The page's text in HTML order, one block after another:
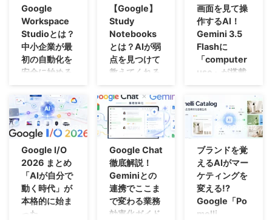
態調査2026」
調査データか
ら、3つのメー
ルに関する内容
を確認しまし
た。 まだお読み
って、この記事
を読んでみてく
ださい。 結論
としては、AIに
「文章を書かせ
る」だけでは、
時間は減らない
ということでし
た。 なぜな
ら、メール作成
か。」 即答で
きた方は、おそ
らくほとんどい
ないはずです。
メールは「業務
の合間にやるこ
の」として数え
られていないか
らです。 会議
の時間は手帳に
書きますが、メ
ール処理の時間
を予定表に入れ
ている人はまず
いません。 で
は、実際はどれ
なっていません
か。 画面を一
枚ずつ撮影し、
赤枠を付け、手
順を書き、操作
が変わるたびに
は、想像以上に
時間がかかりま
す。 一方で、
マニュアルがな
い職場では、
「その人しか分
からない」「休
むと業務が止ま
る」「新人教育
のたびに同じ説
Google
Workspace
Studioとは？
中小企業が最
初の自動化を
安全に始める
Google
Workspace
Studioは、
Gmailやスプレ
ッドシートなど
で発生する繰り
返し作業を、専
門的なコードを
書かずに自動化
するためのサー
【Google】
Study
Notebooks
とは？AIが弱
点を見つけて
教えてくれる
「勉強しなきゃ
いけないのは分
かっている。で
も、何から手を
つければいいの
か分からない」
これは学生だ
けの悩みではあ
りません。 資
格試験、リスキ
画面を見て操
作するAI！
Gemini 3.5
Flashに
「computer
use」が搭載
（日本時間：6
月25日）、
GoogleがAIモデ
ルGemini 3.5
Flashに
「computer
use」 という機
能を組み込んだ
と発表しまし
た。 これによ
2026/5/21
Google I/O
2026 まとめ
「AIが自分で
動く時代」が
本格的に始ま
った
2026/5/12
Google Chat
徹底解説！
Geminiとの
連携でここま
で変わる業務
効率化ガイド
2026/5/12
ブランドを覚
えるAIがマー
ケティングを
変える!?
Google「Po
melli